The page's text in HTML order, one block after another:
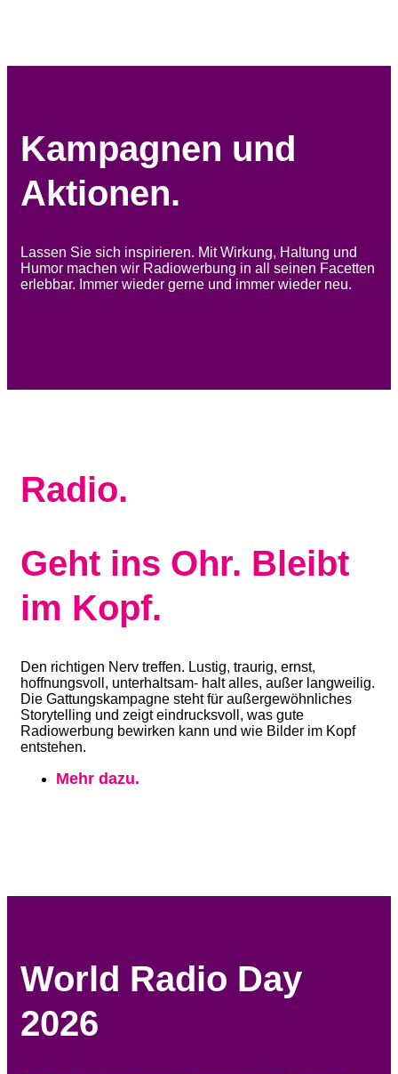
Kampagnen und
Aktionen.
Lassen Sie sich inspirieren. Mit Wirkung, Haltung und
Humor machen wir Radiowerbung in all seinen Facetten
erlebbar. Immer wieder gerne und immer wieder neu.
Radio.
Geht ins Ohr. Bleibt
im Kopf.
Den richtigen Nerv treffen. Lustig, traurig, ernst,
hoffnungsvoll, unterhaltsam- halt alles, außer langweilig.
Die Gattungskampagne steht für außergewöhnliches
Storytelling und zeigt eindrucksvoll, was gute
Radiowerbung bewirken kann und wie Bilder im Kopf
entstehen.
Mehr dazu.
World Radio Day
2026